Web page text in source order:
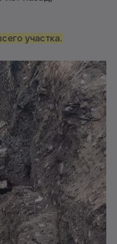
участка.